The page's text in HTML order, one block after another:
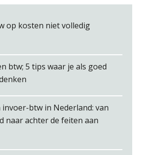
Pieter Kok
Kirsten Kievit
op kosten niet volledig
btw; 5 tips waar je als goed
btw in Nederland: van
naar achter de feiten aan